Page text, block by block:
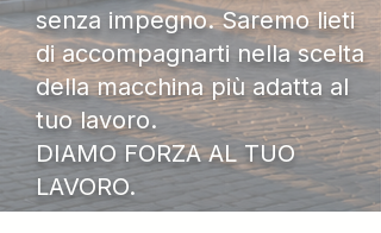
senza impegno. Saremo lieti
di accompagnarti nella scelta
della macchina più adatta al
tuo lavoro.
DIAMO FORZA AL TUO
LAVORO.